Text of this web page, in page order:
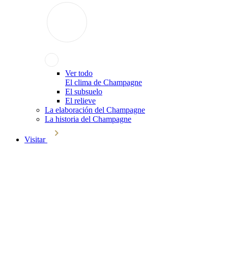
Ver todo
El clima de Champagne
El subsuelo
El relieve
La elaboración del Champagne
La historia del Champagne
Visitar